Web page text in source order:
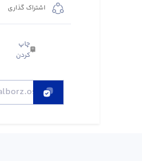
اشتراک گذاری
چاپ
کردن